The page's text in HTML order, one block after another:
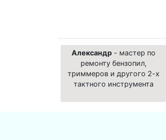
Александр- мастер по
ремонту бензопил,
триммеров и другого 2-х
тактного инструмента